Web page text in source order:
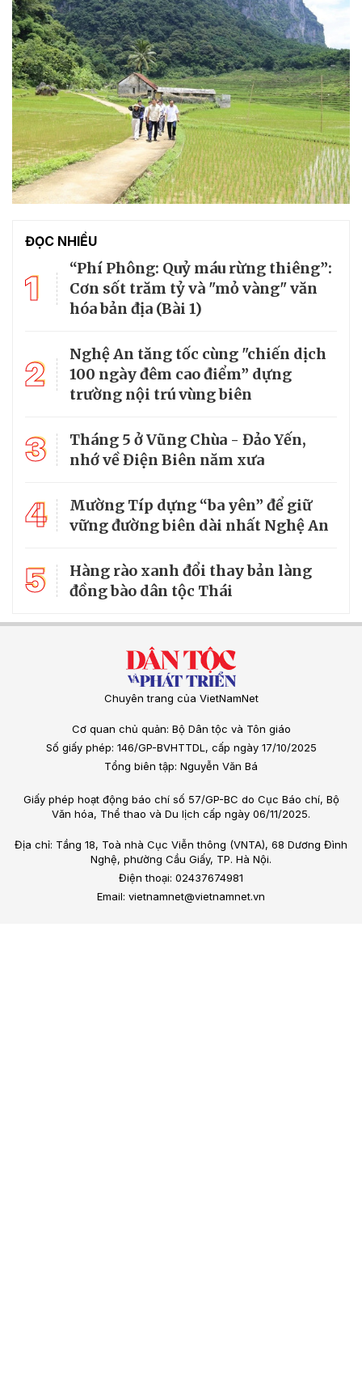
ĐỌC NHIỀU
1
“Phí Phông: Quỷ máu rừng thiêng”:
Cơn sốt trăm tỷ và "mỏ vàng" văn
hóa bản địa (Bài 1)
2
Nghệ An tăng tốc cùng "chiến dịch
100 ngày đêm cao điểm” dựng
trường nội trú vùng biên
3
Tháng 5 ở Vũng Chùa - Đảo Yến,
nhớ về Điện Biên năm xưa
4
Mường Típ dựng “ba yên” để giữ
vững đường biên dài nhất Nghệ An
5
Hàng rào xanh đổi thay bản làng
đồng bào dân tộc Thái
Chuyên trang của VietNamNet
Cơ quan chủ quản: Bộ Dân tộc và Tôn giáo
Số giấy phép: 146/GP-BVHTTDL, cấp ngày 17/10/2025
Tổng biên tập: Nguyễn Văn Bá
Giấy phép hoạt động báo chí số 57/GP-BC do Cục Báo chí, Bộ
Văn hóa, Thể thao và Du lịch cấp ngày 06/11/2025.
Địa chỉ: Tầng 18, Toà nhà Cục Viễn thông (VNTA), 68 Dương Đình
Nghệ, phường Cầu Giấy, TP. Hà Nội.
Điện thoại: 02437674981
Email: vietnamnet@vietnamnet.vn